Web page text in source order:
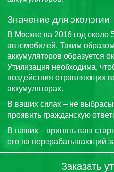
Значение для экологии
В Москве на 2016 год около
автомобилей. Таким
аккумуляторов образуется
Утилизация необходима,
воздействия отравляющих
аккумуляторах.
В ваших силах – не
проявить гражданскую
В наших – принять ваш
его на перерабатывающий
Заказать